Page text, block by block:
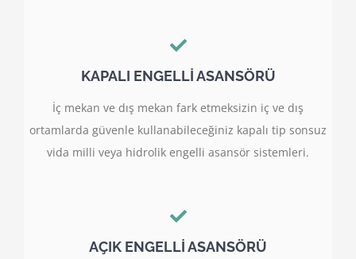
KAPALI ENGELLİ ASANSÖRÜ
İç mekan ve dış mekan fark etmeksizin iç ve dış
ortamlarda güvenle kullanabileceğiniz kapalı tip sonsuz
vida milli veya hidrolik engelli asansör sistemleri.
AÇIK ENGELLİ ASANSÖRÜ